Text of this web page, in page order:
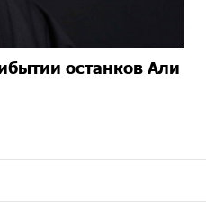
останков Али